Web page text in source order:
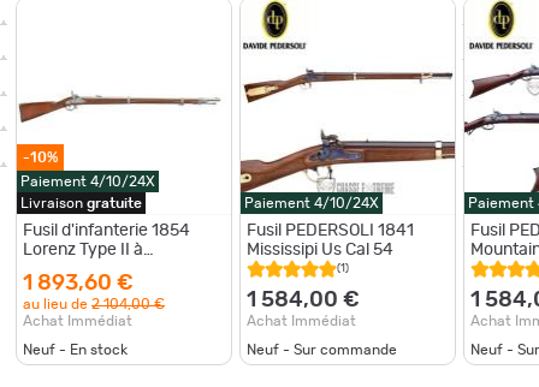
-10%
Paiement 4/10/24X
Livraison gratuite
Fusil d'infanterie 1854
Lorenz Type II à
1 893,60 €
au lieu de 2 104,00 €
Achat Immédiat
Neuf - En stock
Paiement 4/10/24X
Fusil PEDERSOLI 1841
Mississipi Us Cal 54
(1)
1 584,00 €
Achat Immédiat
Neuf - Sur commande
Fusil
1
Achat
Neuf -